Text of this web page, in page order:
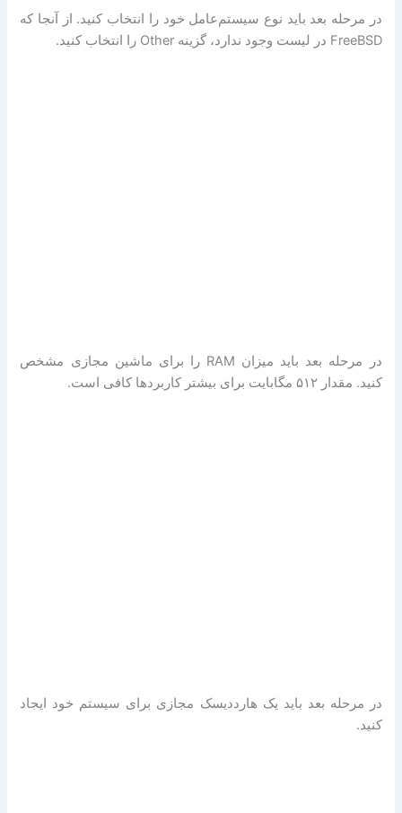
در مرحله بعد باید نوع سیستم‌عامل خود را انتخاب کنید. از آنجا که
FreeBSD در لیست وجود ندارد، گزینه Other را انتخاب کنید.
در مرحله بعد باید میزان RAM را برای ماشین مجازی مشخص
کنید. مقدار ۵۱۲ مگابایت برای بیشتر کاربردها کافی است.
در مرحله بعد باید یک هارددیسک مجازی برای سیستم خود ایجاد
کنید.